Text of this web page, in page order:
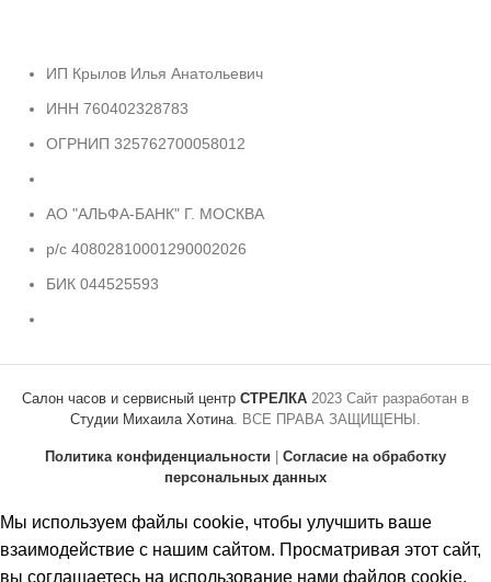
ИП Крылов Илья Анатольевич
ИНН 760402328783
ОГРНИП 325762700058012
АО "АЛЬФА-БАНК" Г. МОСКВА
р/с 40802810001290002026
БИК 044525593
Салон часов и сервисный центр СТРЕЛКА 2023 Сайт разработан в
Студии Михаила Хотина . ВСЕ ПРАВА ЗАЩИЩЕНЫ.
Политика конфиденциальности
Согласие на обработку
персональных данных
Мы используем файлы cookie, чтобы улучшить ваше
взаимодействие с нашим сайтом. Просматривая этот сайт,
вы соглашаетесь на использование нами файлов cookie.